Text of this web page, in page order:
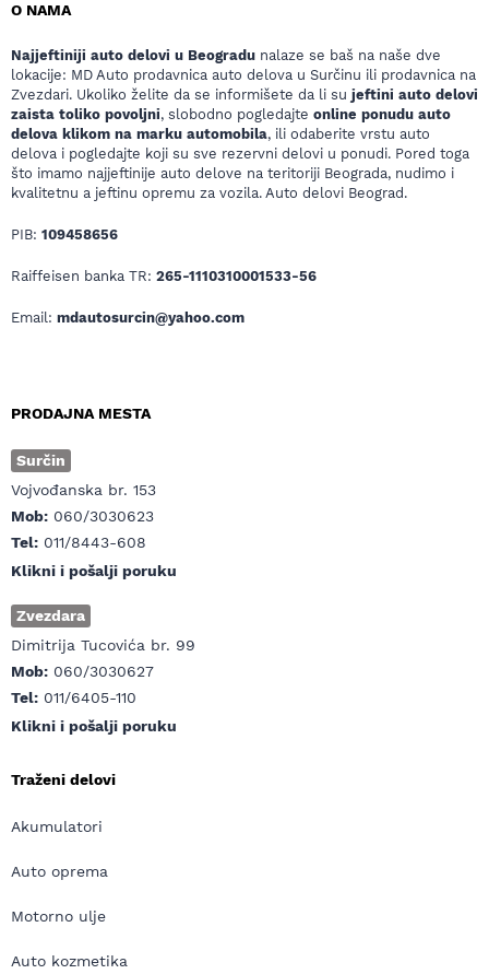
O NAMA
Najjeftiniji auto delovi u Beogradu nalaze se baš na naše dve
lokacije: MD Auto prodavnica auto delova u Surčinu ili prodavnica na
Zvezdari. Ukoliko želite da se informišete da li su jeftini auto delovi
zaista toliko povoljni, slobodno pogledajte online ponudu auto
delova klikom na marku automobila, ili odaberite vrstu auto
delova i pogledajte koji su sve rezervni delovi u ponudi. Pored toga
što imamo najjeftinije auto delove na teritoriji Beograda, nudimo i
kvalitetnu a jeftinu opremu za vozila. Auto delovi Beograd.
PIB: 109458656
Raiffeisen banka TR: 265-1110310001533-56
Email: mdautosurcin@yahoo.com
PRODAJNA MESTA
Surčin
Vojvođanska br. 153
Mob: 060/3030623
Tel: 011/8443-608
Klikni i pošalji poruku
Zvezdara
Dimitrija Tucovića br. 99
Mob: 060/3030627
Tel: 011/6405-110
Klikni i pošalji poruku
Traženi delovi
Akumulatori
Auto oprema
Motorno ulje
Auto kozmetika